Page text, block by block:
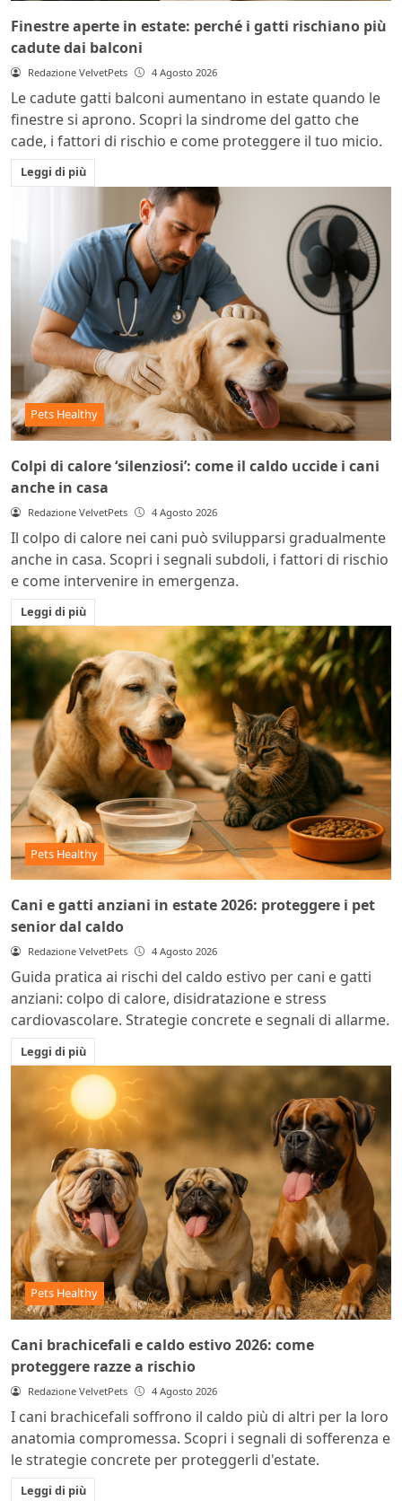
Finestre aperte in estate: perché i gatti rischiano più
cadute dai balconi
Redazione VelvetPets 4 Agosto 2026
Le cadute gatti balconi aumentano in estate quando le
finestre si aprono. Scopri la sindrome del gatto che
cade, i fattori di rischio e come proteggere il tuo micio.
Leggi di più
Pets Healthy
Colpi di calore ‘silenziosi’: come il caldo uccide i cani
anche in casa
Redazione VelvetPets 4 Agosto 2026
Il colpo di calore nei cani può svilupparsi gradualmente
anche in casa. Scopri i segnali subdoli, i fattori di rischio
e come intervenire in emergenza.
Leggi di più
Pets Healthy
Cani e gatti anziani in estate 2026: proteggere i pet
senior dal caldo
Redazione VelvetPets 4 Agosto 2026
Guida pratica ai rischi del caldo estivo per cani e gatti
anziani: colpo di calore, disidratazione e stress
cardiovascolare. Strategie concrete e segnali di allarme.
Leggi di più
Pets Healthy
Cani brachicefali e caldo estivo 2026: come
proteggere razze a rischio
Redazione VelvetPets 4 Agosto 2026
I cani brachicefali soffrono il caldo più di altri per la loro
anatomia compromessa. Scopri i segnali di sofferenza e
le strategie concrete per proteggerli d'estate.
Leggi di più